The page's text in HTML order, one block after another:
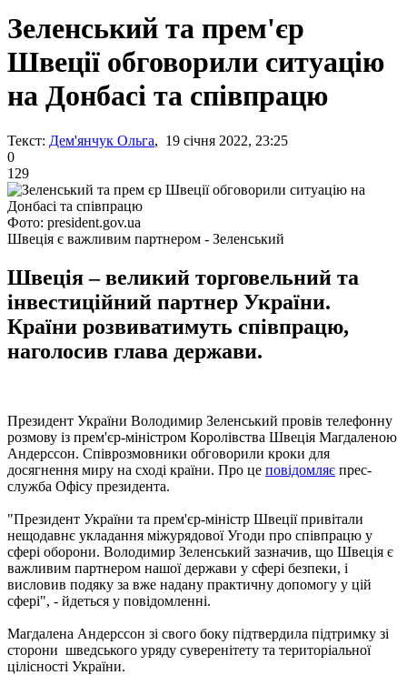
Зеленський та прем'єр
Швеції обговорили ситуацію
на Донбасі та співпрацю
Текст: Дем'янчук Ольга, 19 січня 2022, 23:25
0
129
Фото: president.gov.ua
Швеція є важливим партнером - Зеленський
Швеція – великий торговельний та
інвестиційний партнер України.
Країни розвиватимуть співпрацю,
наголосив глава держави.
Президент України Володимир Зеленський провів телефонну
розмову із прем'єр-міністром Королівства Швеція Магдаленою
Андерссон. Співрозмовники обговорили кроки для
досягнення миру на сході країни. Про це повідомляє прес-
служба Офісу президента.
"Президент України та прем'єр-міністр Швеції привітали
нещодавнє укладання міжурядової Угоди про співпрацю у
сфері оборони. Володимир Зеленський зазначив, що Швеція є
важливим партнером нашої держави у сфері безпеки, і
висловив подяку за вже надану практичну допомогу у цій
сфері", - йдеться у повідомленні.
Магдалена Андерссон зі свого боку підтвердила підтримку зі
сторони шведського уряду суверенітету та територіальної
цілісності України.